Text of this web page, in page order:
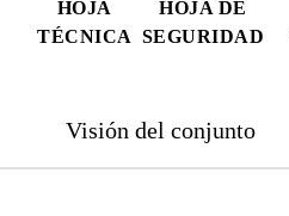
HOJA
TÉCNICA
HOJA DE
SEGURIDAD
Visión del conjunto